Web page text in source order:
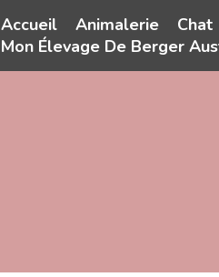
Accueil Animalerie Chat
Mon Élevage De Berger